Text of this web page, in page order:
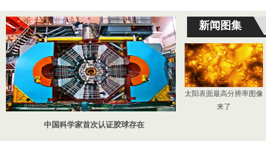
中国科学家首次认证胶球存在
新闻图集
太阳表面最高分辨率图像
来了